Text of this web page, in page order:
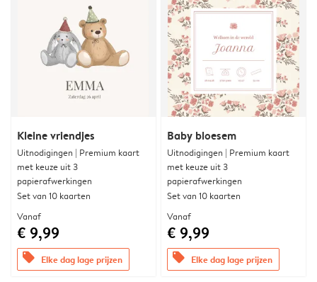
Kleine vriendjes
Uitnodigingen | Premium kaart
met keuze uit 3
papierafwerkingen
Set van 10 kaarten
Vanaf
€ 9,99
offers Elke dag lage prijzen
Baby bloesem
Uitnodigingen | Premium kaart
met keuze uit 3
papierafwerkingen
Set van 10 kaarten
Vanaf
€ 9,99
offers Elke dag lage prijzen